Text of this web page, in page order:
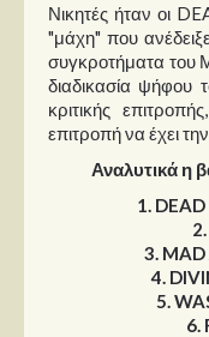
Νέα
Στήλες
Polls
Small Talk
Blog
Νικητές ήταν οι
"μάχη" που
συγκροτήματα του
διαδικασία ψήφου
κριτικής
επιτροπή να έχει
Αναλυτικά η
1.
3. MAD
4.
5.
6.